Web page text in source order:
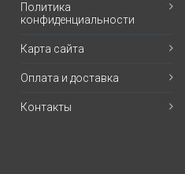
Политика
конфиденциальности
Карта сайта
Оплата и доставка
Контакты